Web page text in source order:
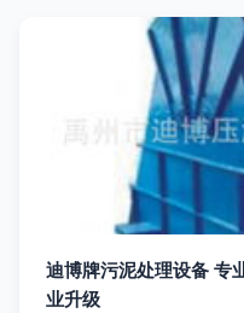
迪博牌污泥处理设备 专
业升级